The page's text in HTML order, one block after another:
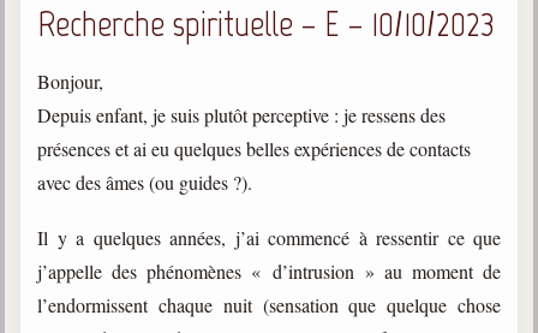
Recherche spirituelle – E – 10/10/2023
Bonjour,
Depuis enfant, je suis plutôt perceptive : je ressens des
présences et ai eu quelques belles expériences de contacts
avec des âmes (ou guides ?).
Il y a quelques années, j’ai commencé à ressentir ce que
j’appelle des phénomènes « d’intrusion » au moment de
l’endormissent chaque nuit (sensation que quelque chose